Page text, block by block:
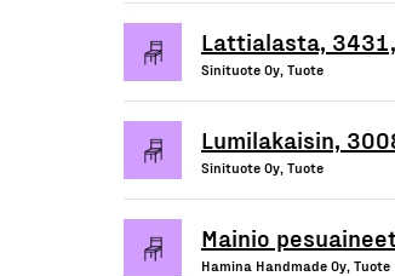
Lattialasta,
Sinituote Oy, Tuote
Lumilakaisin,
Sinituote Oy, Tuote
Mainio
Hamina Handmade Oy, Tuote